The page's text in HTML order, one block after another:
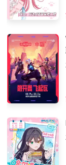
东三LIVE乐游
不可退
活动取消
活动介绍